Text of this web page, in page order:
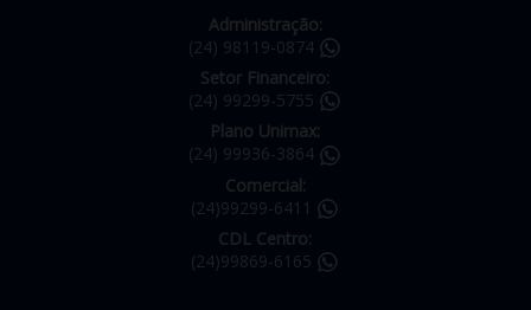
Administração:
(24) 98119-0874
Setor Financeiro:
(24) 99299-5755
Plano Unimax:
(24) 99936-3864
Comercial:
(24)99299-6411
CDL Centro:
(24)99869-6165